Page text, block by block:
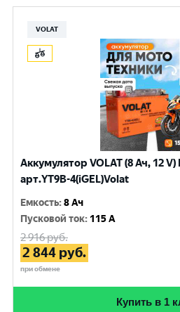
VOLAT
Аккумулятор VOLAT (8 Ач, 12
арт.YT9B-4(iGEL)Volat
Емкость:8 Ач
Пусковой ток: 115 A
2 916руб.
2 844 руб.
при обмене
Купить в 1